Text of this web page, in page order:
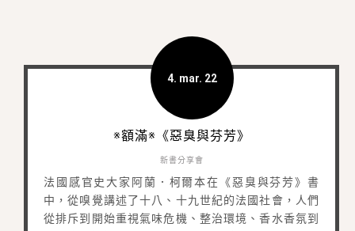
4. mar. 22
※額滿※《惡臭與芬芳》
新書分享會
法國感官史大家阿蘭．柯爾本在《惡臭與芬芳》書
中，從嗅覺講述了十八、十九世紀的法國社會，人們
從排斥到開始重視氣味危機、整治環境、香水香氛到